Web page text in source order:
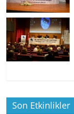
Son Etkinlikler